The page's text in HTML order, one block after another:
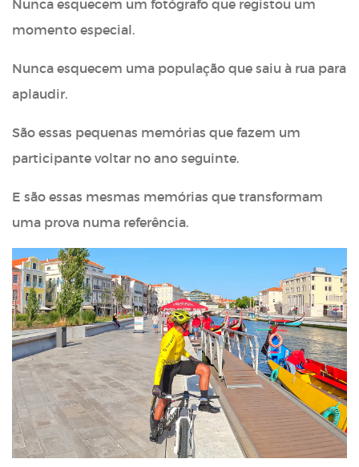
Nunca esquecem um fotógrafo que registou um
momento especial.
Nunca esquecem uma população que saiu à rua para
aplaudir.
São essas pequenas memórias que fazem um
participante voltar no ano seguinte.
E são essas mesmas memórias que transformam
uma prova numa referência.